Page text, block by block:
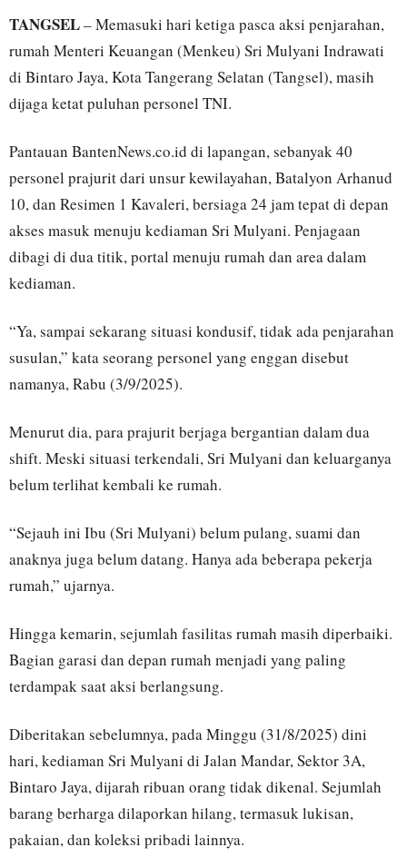
TANGSEL– Memasuki hari ketiga pasca aksi penjarahan,
rumah Menteri Keuangan (Menkeu) Sri Mulyani Indrawati
di Bintaro Jaya, Kota Tangerang Selatan (Tangsel), masih
dijaga ketat puluhan personel TNI.
Pantauan BantenNews.co.id di lapangan, sebanyak 40
personel prajurit dari unsur kewilayahan, Batalyon Arhanud
10, dan Resimen 1 Kavaleri, bersiaga 24 jam tepat di depan
akses masuk menuju kediaman Sri Mulyani. Penjagaan
dibagi di dua titik, portal menuju rumah dan area dalam
kediaman.
“Ya, sampai sekarang situasi kondusif, tidak ada penjarahan
susulan,” kata seorang personel yang enggan disebut
namanya, Rabu (3/9/2025).
Menurut dia, para prajurit berjaga bergantian dalam dua
shift. Meski situasi terkendali, Sri Mulyani dan keluarganya
belum terlihat kembali ke rumah.
“Sejauh ini Ibu (Sri Mulyani) belum pulang, suami dan
anaknya juga belum datang. Hanya ada beberapa pekerja
rumah,” ujarnya.
Hingga kemarin, sejumlah fasilitas rumah masih diperbaiki.
Bagian garasi dan depan rumah menjadi yang paling
terdampak saat aksi berlangsung.
Diberitakan sebelumnya, pada Minggu (31/8/2025) dini
hari, kediaman Sri Mulyani di Jalan Mandar, Sektor 3A,
Bintaro Jaya, dijarah ribuan orang tidak dikenal. Sejumlah
barang berharga dilaporkan hilang, termasuk lukisan,
pakaian, dan koleksi pribadi lainnya.